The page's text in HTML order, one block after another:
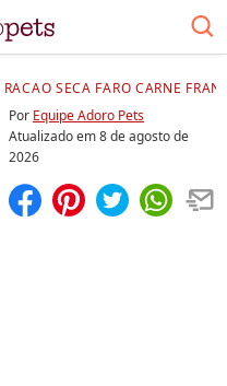
RACAO SECA FARO CARNE
Por Equipe Adoro Pets
Atualizado em8 de agosto de
2026